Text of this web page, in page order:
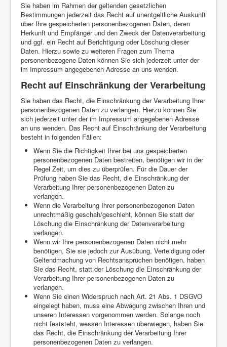
Sie haben im Rahmen der geltenden gesetzlichen
Bestimmungen jederzeit das Recht auf unentgeltliche Auskunft
über Ihre gespeicherten personenbezogenen Daten, deren
Herkunft und Empfänger und den Zweck der Datenverarbeitung
und ggf. ein Recht auf Berichtigung oder Löschung dieser
Daten. Hierzu sowie zu weiteren Fragen zum Thema
personenbezogene Daten können Sie sich jederzeit unter der
im Impressum angegebenen Adresse an uns wenden.
Recht auf Einschränkung der Verarbeitung
Sie haben das Recht, die Einschränkung der Verarbeitung Ihrer
personenbezogenen Daten zu verlangen. Hierzu können Sie
sich jederzeit unter der im Impressum angegebenen Adresse
an uns wenden. Das Recht auf Einschränkung der Verarbeitung
besteht in folgenden Fällen:
Wenn Sie die Richtigkeit Ihrer bei uns gespeicherten
personenbezogenen Daten bestreiten, benötigen wir in der
Regel Zeit, um dies zu überprüfen. Für die Dauer der
Prüfung haben Sie das Recht, die Einschränkung der
Verarbeitung Ihrer personenbezogenen Daten zu
verlangen.
Wenn die Verarbeitung Ihrer personenbezogenen Daten
unrechtmäßig geschah/geschieht, können Sie statt der
Löschung die Einschränkung der Datenverarbeitung
verlangen.
Wenn wir Ihre personenbezogenen Daten nicht mehr
benötigen, Sie sie jedoch zur Ausübung, Verteidigung oder
Geltendmachung von Rechtsansprüchen benötigen, haben
Sie das Recht, statt der Löschung die Einschränkung der
Verarbeitung Ihrer personenbezogenen Daten zu
verlangen.
Wenn Sie einen Widerspruch nach Art. 21 Abs. 1 DSGVO
eingelegt haben, muss eine Abwägung zwischen Ihren und
unseren Interessen vorgenommen werden. Solange noch
nicht feststeht, wessen Interessen überwiegen, haben Sie
das Recht, die Einschränkung der Verarbeitung Ihrer
personenbezogenen Daten zu verlangen.